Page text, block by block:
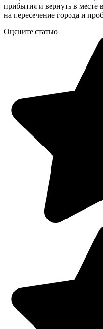
прибытия и вернуть в месте
на пересечение города и
Оцените статью